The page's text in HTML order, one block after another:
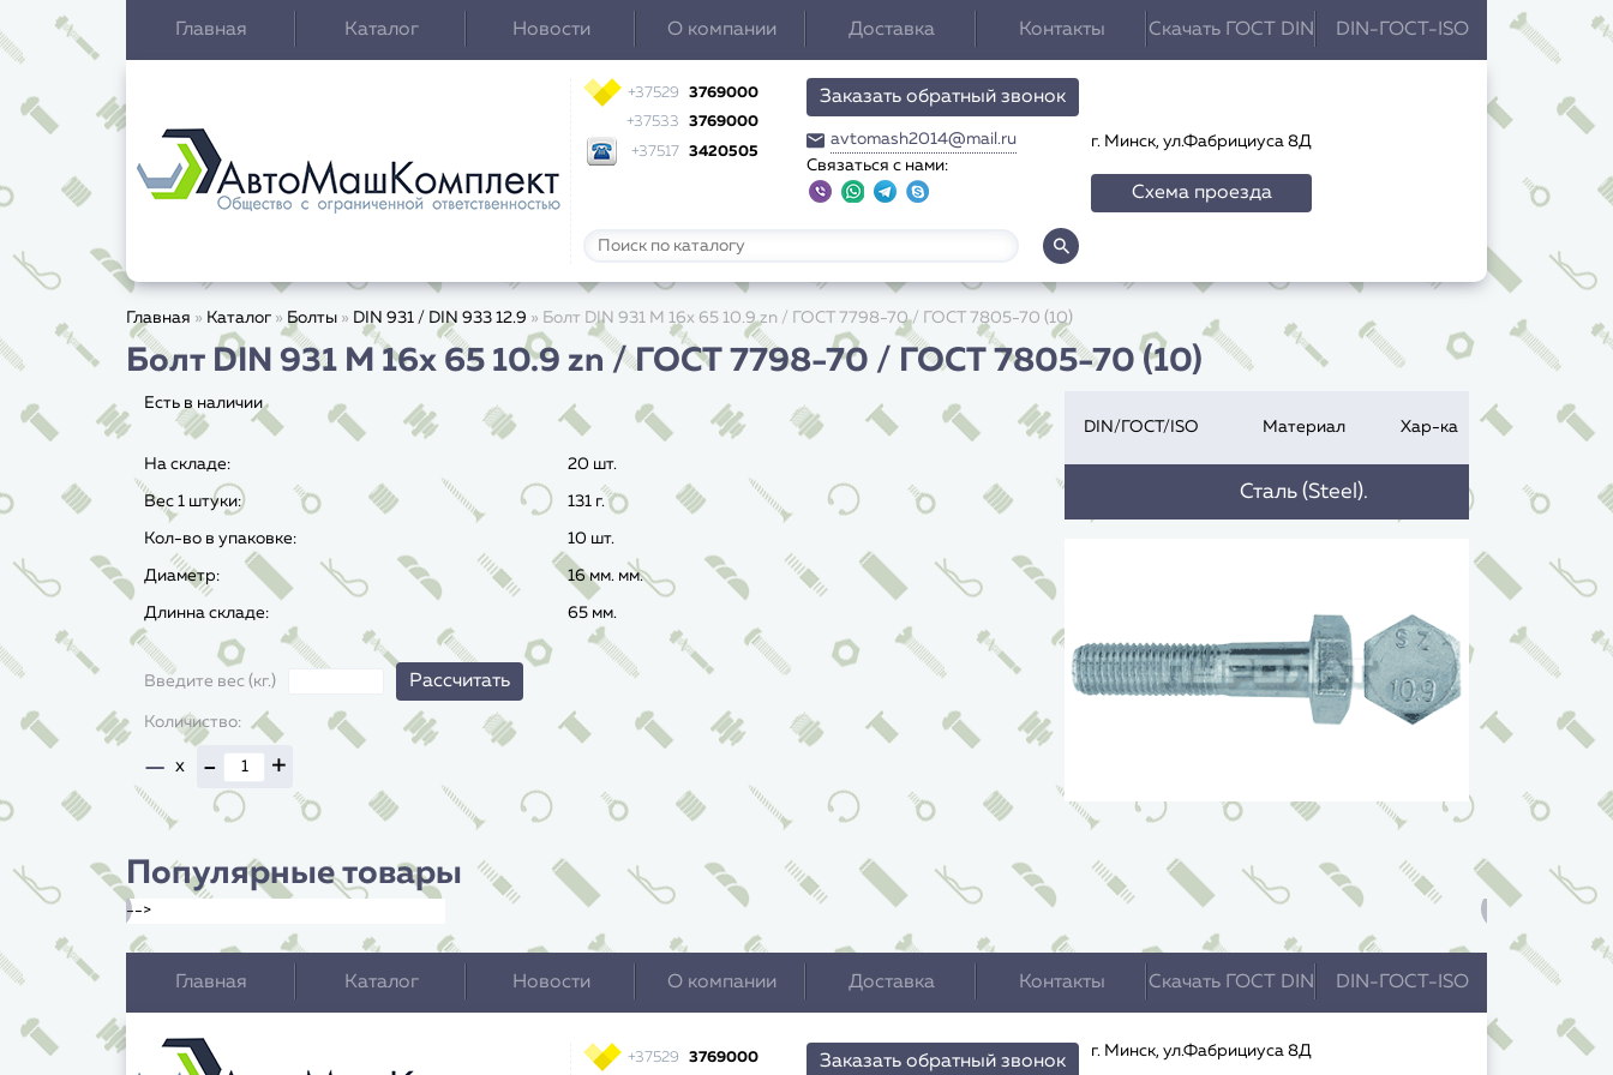
Главная Каталог Новости О компании Доставка Контакты Скачать ГОСТ DIN DIN-ГОСТ-ISO
+37529
3769000
+37533
3769000
+37517
3420505
Заказать обратный звонок
avtomash2014@mail.ru
Связаться с нами:
г. Минск, ул.Фабрициуса 8Д
Схема проезда
Главная » Каталог » Болты » DIN 931 / DIN 933 12.9 » Болт DIN 931 M 16x 65 10.9 zn / ГОСТ 7798-70 / ГОСТ 7805-70 (10)
Болт DIN 931 M 16x 65 10.9 zn / ГОСТ 7798-70 / ГОСТ 7805-70 (10)
Есть в наличии
На складе: 20 шт.
Вес 1 штуки: 131 г.
Кол-во в упаковке: 10 шт.
Диаметр: 16 мм. мм.
Длинна складе: 65 мм.
Введите вес (кг.) Рассчитать
Количиство:
— x - +
DIN/ГОСТ/ISO Материал Хар-ка
Сталь (Steel).
Популярные товары
-->
Главная Каталог Новости О компании Доставка Контакты Скачать ГОСТ DIN DIN-ГОСТ-ISO
+37529 3769000 Заказать обратный звонок
г. Минск, ул.Фабрициуса 8Д